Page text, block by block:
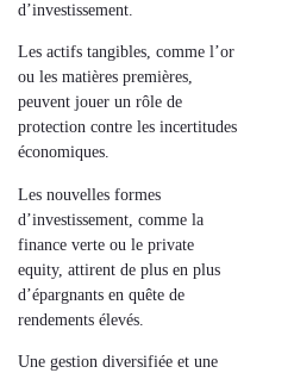
d’investissement.
Les actifs tangibles, comme l’or
ou les matières premières,
peuvent jouer un rôle de
protection contre les incertitudes
économiques.
Les nouvelles formes
d’investissement, comme la
finance verte ou le private
equity, attirent de plus en plus
d’épargnants en quête de
rendements élevés.
Une gestion diversifiée et une